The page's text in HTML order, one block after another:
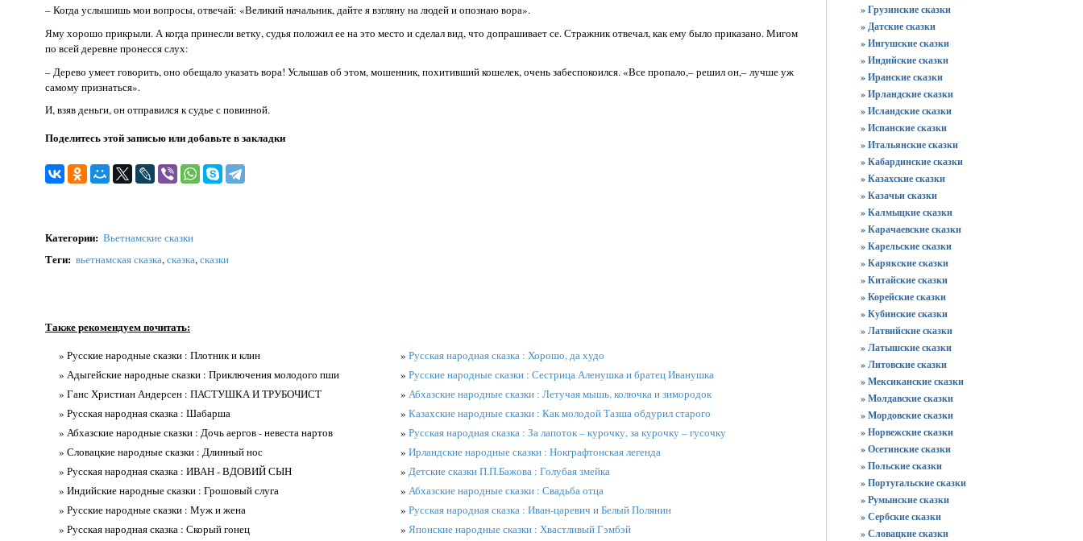
– Когда услышишь мои вопросы, отвечай: «Великий начальник, дайте я взгляну на людей и опознаю вора».
Яму хорошо прикрыли. А когда принесли ветку, судья положил ее на это место и сделал вид, что допрашивает се. Стражник отвечал, как ему было приказано. Мигом
по всей деревне пронесся слух:
– Дерево умеет говорить, оно обещало указать вора! Услышав об этом, мошенник, похитивший кошелек, очень забеспокоился. «Все пропало,– решил он,– лучше уж
самому признаться».
И, взяв деньги, он отправился к судье с повинной.
Поделитесь этой записью или добавьте в закладки
Категории: Вьетнамские сказки
Теги: вьетнамская сказка, сказка, сказки
Также рекомендуем почитать:
» Русские народные сказки : Плотник и клин
» Адыгейские народные сказки : Приключения молодого пши
» Ганс Христиан Андерсен : ПАСТУШКА И ТРУБОЧИСТ
» Русская народная сказка : Шабарша
» Абхазские народные сказки : Дочь аергов - невеста нартов
» Словацкие народные сказки : Длинный нос
» Русская народная сказка : ИВАН - ВДОВИЙ СЫН
» Индийские народные сказки : Грошовый слуга
» Русские народные сказки : Муж и жена
» Русская народная сказка : Скорый гонец
» Русская народная сказка : Хорошо, да худо
» Русские народные сказки : Сестрица Аленушка и братец Иванушка
» Абхазские народные сказки : Летучая мышь, колючка и зимородок
» Казахские народные сказки : Как молодой Тазша обдурил старого
» Русская народная сказка : За лапоток – курочку, за курочку – гусочку
» Ирландские народные сказки : Нокграфтонская легенда
» Детские сказки П.П.Бажова : Голубая змейка
» Абхазские народные сказки : Свадьба отца
» Русская народная сказка : Иван-царевич и Белый Полянин
» Японские народные сказки : Хвастливый Гэмбэй
» Грузинские сказки
» Датские сказки
» Ингушские сказки
» Индийские сказки
» Иранские сказки
» Ирландские сказки
» Исландские сказки
» Испанские сказки
» Итальянские сказки
» Кабардинские сказки
» Казахские сказки
» Казачьи сказки
» Калмыцкие сказки
» Карачаевские сказки
» Карельские сказки
» Карякские сказки
» Китайские сказки
» Корейские сказки
» Кубинские сказки
» Латвийские сказки
» Латышские сказки
» Литовские сказки
» Мексиканские сказки
» Молдавские сказки
» Мордовские сказки
» Норвежские сказки
» Осетинские сказки
» Польские сказки
» Португальские сказки
» Румынские сказки
» Сербские сказки
» Словацкие сказки